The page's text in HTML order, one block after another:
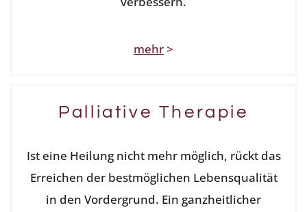
mehr>
Palliative Therapie
Ist eine Heilung nicht mehr möglich, rückt das
Erreichen der bestmöglichen Lebensqualität
in den Vordergrund. Ein ganzheitlicher